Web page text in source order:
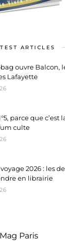
ARTICLES
ouvre Balcon,
Lafayette
parce que c’est
culte
2026 : les
en librairie
Paris